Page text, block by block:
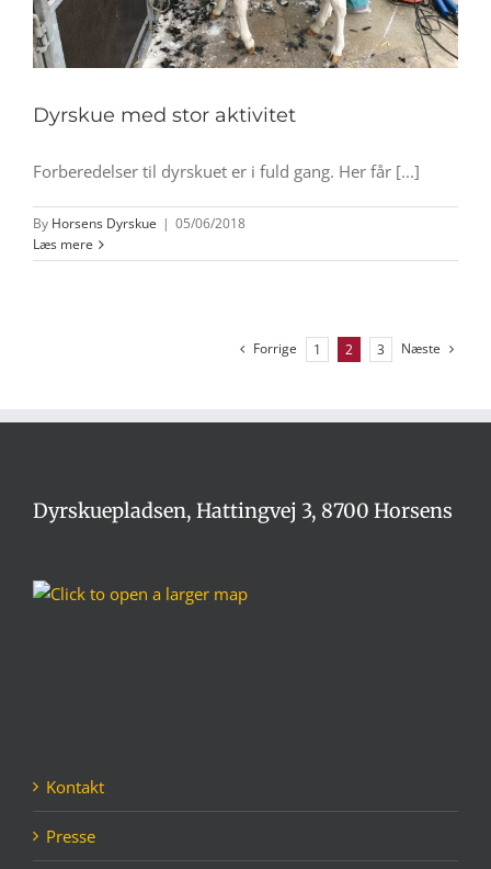
Dyrskue med stor aktivitet
Forberedelser til dyrskuet er i fuld gang. Her får [...]
By Horsens Dyrskue | 05/06/2018
Læs mere
Forrige 1 2 3 Næste
Dyrskuepladsen, Hattingvej 3, 8700 Horsens
Kontakt
Presse